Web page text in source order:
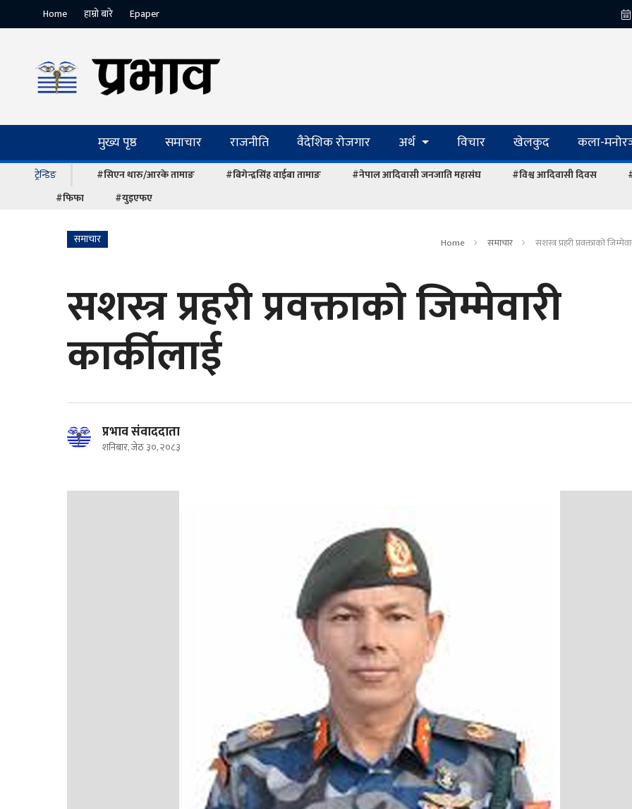
Home हाम्रो बारे Epaper
मुख्य पृष्ठ समाचार राजनीति वैदेशिक रोजगार अर्थ विचार खेलकुद कला-
ट्रेन्डिङ #सिएन थारु/आरके तामाङ #बिगेन्द्रसिंह वाईबा तामाङ #नेपाल आदिवासी जनजाति महासंघ #विश्व आदिवासी दिवस
#फिफा
#युइएफए
समाचार Home समाचार सशस्त्र प्रहरी प्रवक्ताको
सशस्त्र प्रहरी प्रवक्ताको जिम्मेवारी
कार्कीलाई
प्रभाव संवाददाता
शनिबार, जेठ ३०, २०८३